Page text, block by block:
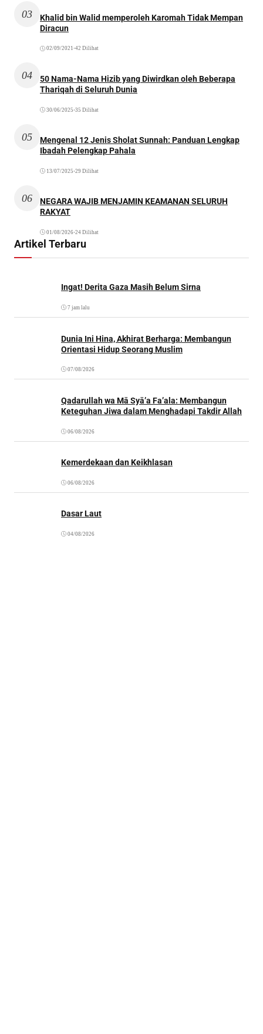
03
Khalid bin Walid memperoleh Karomah Tidak Mempan
Diracun
02/09/2021 •42 Dilihat
04
50 Nama-Nama Hizib yang Diwirdkan oleh Beberapa
Thariqah di Seluruh Dunia
30/06/2025 •35 Dilihat
05
Mengenal 12 Jenis Sholat Sunnah: Panduan Lengkap
Ibadah Pelengkap Pahala
13/07/2025 •29 Dilihat
06
NEGARA WAJIB MENJAMIN KEAMANAN SELURUH
RAKYAT
01/08/2026•24 Dilihat
Artikel Terbaru
Ingat! Derita Gaza Masih Belum Sirna
7 jam lalu
Dunia Ini Hina, Akhirat Berharga: Membangun
Orientasi Hidup Seorang Muslim
07/08/2026
Qadarullah wa Mā Syā’a Fa’ala: Membangun
Keteguhan Jiwa dalam Menghadapi Takdir Allah
06/08/2026
Kemerdekaan dan Keikhlasan
06/08/2026
Dasar Laut
04/08/2026